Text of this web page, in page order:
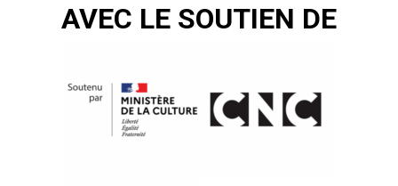
AVEC LE SOUTIEN DE